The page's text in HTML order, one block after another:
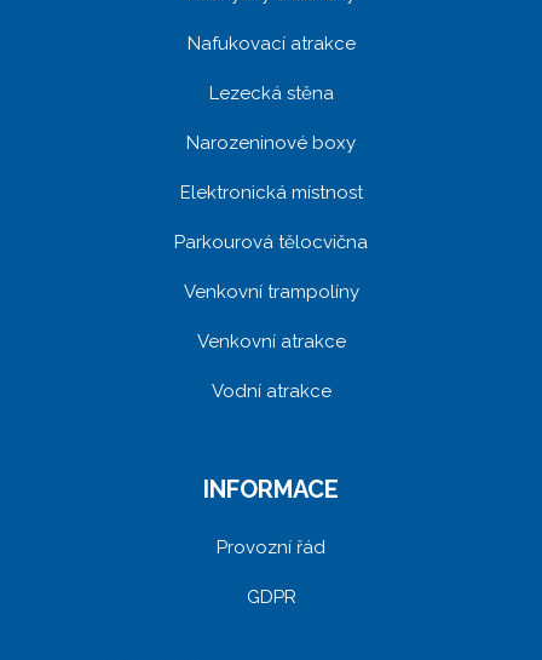
Nafukovací atrakce
Lezecká stěna
Narozeninové boxy
Elektronická místnost
Parkourová tělocvična
Venkovní trampolíny
Venkovní atrakce
Vodní atrakce
INFORMACE
Provozní řád
GDPR